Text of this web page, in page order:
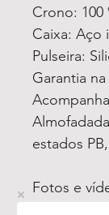
Crono: 100
Caixa: Aço
Pulseira:
Garantia
estados
Fotos e